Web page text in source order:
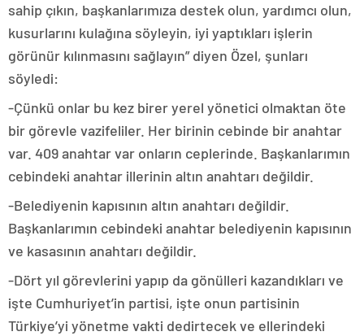
sahip çıkın, başkanlarımıza destek olun, yardımcı olun,
kusurlarını kulağına söyleyin, iyi yaptıkları işlerin
görünür kılınmasını sağlayın” diyen Özel, şunları
söyledi:
-Çünkü onlar bu kez birer yerel yönetici olmaktan öte
bir görevle vazifeliler. Her birinin cebinde bir anahtar
var. 409 anahtar var onların ceplerinde. Başkanlarımın
cebindeki anahtar illerinin altın anahtarı değildir.
-Belediyenin kapısının altın anahtarı değildir.
Başkanlarımın cebindeki anahtar belediyenin kapısının
ve kasasının anahtarı değildir.
-Dört yıl görevlerini yapıp da gönülleri kazandıkları ve
işte Cumhuriyet’in partisi, işte onun partisinin
Türkiye’yi yönetme vakti dedirtecek ve ellerindeki